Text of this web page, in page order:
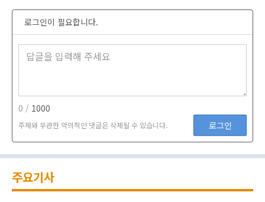
로그인이 필요합니다.
0 / 1000
주제와 무관한 악의적인 댓글은 삭제될 수 있습니다. 로그인
주요기사